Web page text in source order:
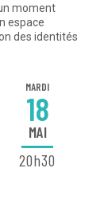
moment
espace
des identités
MARDI
18
MAI
20h30